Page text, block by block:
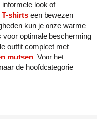
informele look of
T-shirtseen bewezen
kun je onze warme
optimale bescherming
outfit compleet met
mutsen. Voor het
de hoofdcategorie